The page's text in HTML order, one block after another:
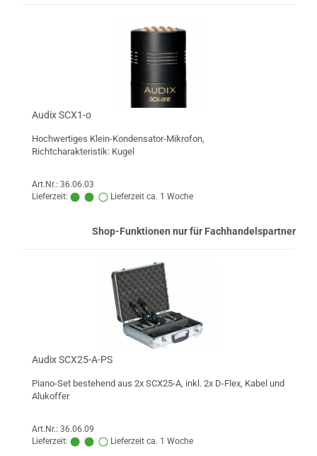
Audix SCX1-o
Hochwertiges Klein-Kondensator-Mikrofon,
Richtcharakteristik: Kugel
Art.Nr.: 36.06.03
Lieferzeit:
Lieferzeit ca. 1 Woche
Shop-Funktionen nur für Fachhandelspartner
Audix SCX25-A-PS
Piano-Set bestehend aus 2x SCX25-A, inkl. 2x D-Flex, Kabel und
Alukoffer
Art.Nr.: 36.06.09
Lieferzeit:
Lieferzeit ca. 1 Woche